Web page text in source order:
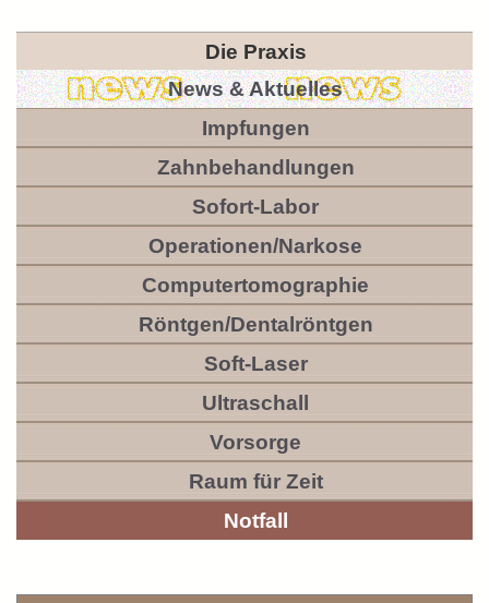
Die Praxis
News & Aktuelles
Impfungen
Zahnbehandlungen
Sofort-Labor
Operationen/Narkose
Computertomographie
Röntgen/Dentalröntgen
Soft-Laser
Ultraschall
Vorsorge
Raum für Zeit
Notfall